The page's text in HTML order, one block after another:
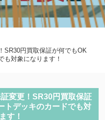
SR30円買取保証が何でもOK
も対象になります！
変更！SR30円買取保証
トデッキのカードでも対
す！